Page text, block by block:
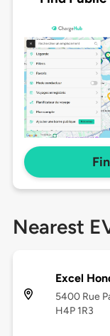
Nearest
Excel
5400 Rue
H4P 1R3